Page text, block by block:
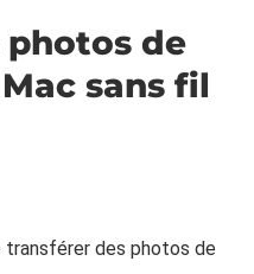
photos de
sans fil
des photos de